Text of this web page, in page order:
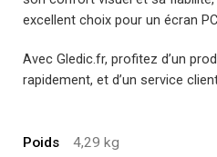
excellent choix pour un écran
Avec Gledic.fr, profitez d’un
rapidement, et d’un service
Poids 4,29 kg